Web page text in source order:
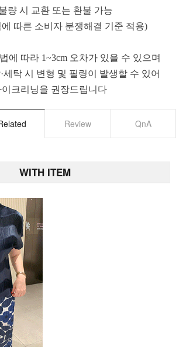
량 시 교환 또는 환불 가능
따른 소비자 분쟁해결 기준 적용)
에 따라 1~3cm 오차가 있을 수 있으며
세탁 시 변형 및 필링이 발생할 수 있어
이크리닝을 권장드립니다
Review QnA
WITH ITEM